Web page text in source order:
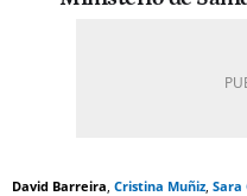
David Barreira Cristina Muñiz Sara